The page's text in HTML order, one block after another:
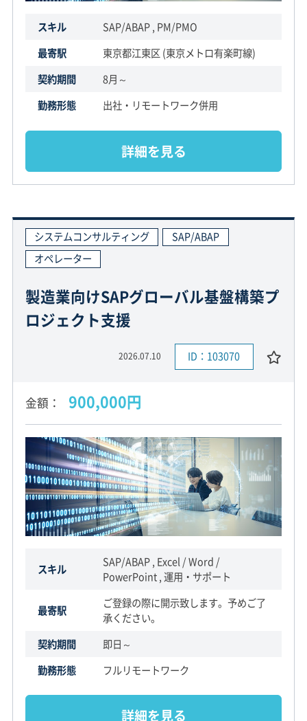
スキル
SAP/ABAP , PM/PMO
最寄駅
東京都江東区 (東京メトロ有楽町線)
契約期間
8月～
勤務形態
出社・リモートワーク併用
詳細を見る
システムコンサルティング
SAP/ABAP
オペレーター
製造業向けSAPグローバル基盤構築プ
ロジェクト支援
2026.07.10 ID：103070
金額 900,000円
スキル
SAP/ABAP , Excel / Word /
PowerPoint , 運用・サポート
最寄駅
ご登録の際に開示致します。予めご了
承ください。
契約期間
即日～
勤務形態
フルリモートワーク
詳細を見る